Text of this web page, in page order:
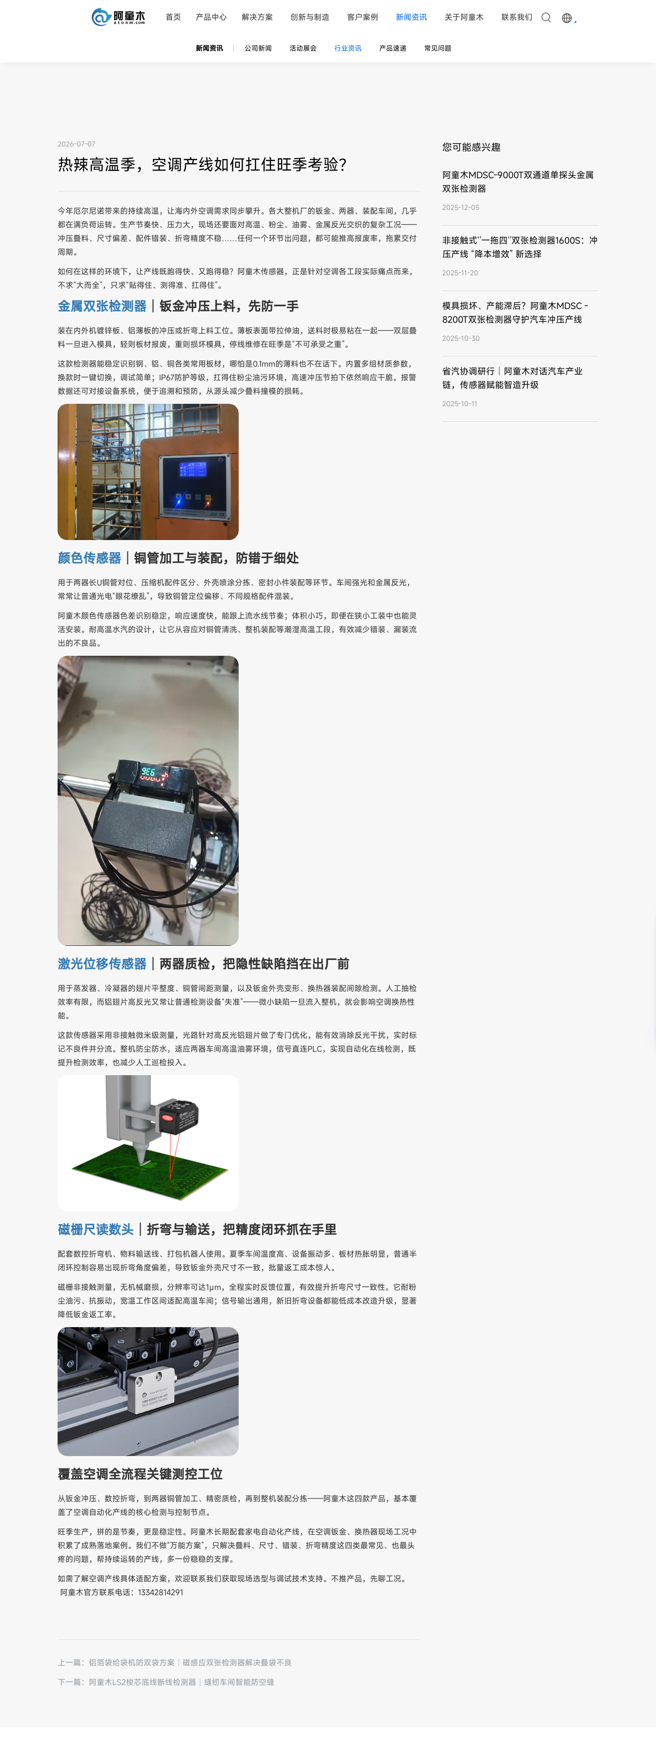
首页 产品中心 解决方案 创新与制造 客户案例 新闻资讯
新闻资讯 公司新闻 活动展会 行业资讯 产品速递 常见问题
关于阿童木 联系我们
2026-07-07
热辣高温季，空调产线如何扛住旺季考验？
今年厄尔尼诺带来的持续高温，让海内外空调需求同步攀升。各大整机厂的钣金、两器、装配车间，几乎
都在满负荷运转。生产节奏快、压力大，现场还要面对高温、粉尘、油雾、金属反光交织的复杂工况——
冲压叠料、尺寸偏差、配件错装、折弯精度不稳……任何一个环节出问题，都可能推高报废率，拖累交付
周期。
如何在这样的环境下，让产线既跑得快、又跑得稳？阿童木传感器，正是针对空调各工段实际痛点而来，
不求“大而全”，只求“贴得住、测得准、扛得住”。
金属双张检测器｜钣金冲压上料，先防一手
装在内外机镀锌板、铝薄板的冲压或折弯上料工位。薄板表面带拉伸油，送料时极易粘在一起——双层叠
料一旦进入模具，轻则板材报废，重则损坏模具，停线维修在旺季是“不可承受之重”。
这款检测器能稳定识别钢、铝、铜各类常用板材，哪怕是0.1mm的薄料也不在话下。内置多组材质参数，
换款时一键切换，调试简单；IP67防护等级，扛得住粉尘油污环境，高速冲压节拍下依然响应干脆。报警
数据还可对接设备系统，便于追溯和预防，从源头减少叠料撞模的损耗。
颜色传感器｜铜管加工与装配，防错于细处
用于两器长U铜管对位、压缩机配件区分、外壳喷涂分拣、密封小件装配等环节。车间强光和金属反光，
常常让普通光电“眼花缭乱”，导致铜管定位偏移、不同规格配件混装。
阿童木颜色传感器色差识别稳定，响应速度快，能跟上流水线节奏；体积小巧，即便在狭小工装中也能灵
活安装。耐高温水汽的设计，让它从容应对铜管清洗、整机装配等潮湿高温工段，有效减少错装、漏装流
出的不良品。
激光位移传感器｜两器质检，把隐性缺陷挡在出厂前
用于蒸发器、冷凝器的翅片平整度、铜管间距测量，以及钣金外壳变形、换热器装配间隙检测。人工抽检
效率有限，而铝翅片高反光又常让普通检测设备“失准”——微小缺陷一旦流入整机，就会影响空调换热性
能。
这款传感器采用非接触微米级测量，光路针对高反光铝翅片做了专门优化，能有效消除反光干扰，实时标
记不良件并分流。整机防尘防水，适应两器车间高温油雾环境，信号直连PLC，实现自动化在线检测，既
提升检测效率，也减少人工巡检投入。
磁栅尺读数头｜折弯与输送，把精度闭环抓在手里
配套数控折弯机、物料输送线、打包机器人使用。夏季车间温度高、设备振动多、板材热胀明显，普通半
闭环控制容易出现折弯角度偏差，导致钣金外壳尺寸不一致，批量返工成本惊人。
磁栅非接触测量，无机械磨损，分辨率可达1μm，全程实时反馈位置，有效提升折弯尺寸一致性。它耐粉
尘油污、抗振动，宽温工作区间适配高温车间；信号输出通用，新旧折弯设备都能低成本改造升级，显著
降低钣金返工率。
覆盖空调全流程关键测控工位
从钣金冲压、数控折弯，到两器铜管加工、精密质检，再到整机装配分拣——阿童木这四款产品，基本覆
盖了空调自动化产线的核心检测与控制节点。
旺季生产，拼的是节奏，更是稳定性。阿童木长期配套家电自动化产线，在空调钣金、换热器现场工况中
积累了成熟落地案例。我们不做“万能方案”，只解决叠料、尺寸、错装、折弯精度这四类最常见、也最头
疼的问题，帮持续运转的产线，多一份稳稳的支撑。
如需了解空调产线具体适配方案，欢迎联系我们获取现场选型与调试技术支持。不推产品，先聊工况。
阿童木官方联系电话：13342814291
上一篇：铝箔袋给袋机防双袋方案｜磁感应双张检测器解决叠袋不良
下一篇：阿童木LS2梭芯底线断线检测器｜缝纫车间智能防空缝
您可能感兴趣
阿童木MDSC-9000T双通道单探头金属
双张检测器
2025-12-05
非接触式‘’一拖四‘’双张检测器1600S：冲
压产线 “降本增效” 新选择
2025-11-20
模具损坏、产能滞后？阿童木MDSC -
8200T双张检测器守护汽车冲压产线
2025-10-30
省汽协调研行｜阿童木对话汽车产业
链，传感器赋能智造升级
2025-10-11